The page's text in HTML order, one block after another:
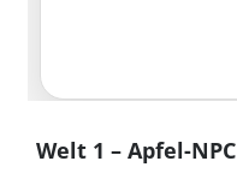
Welt 1 – Apfel-NPC